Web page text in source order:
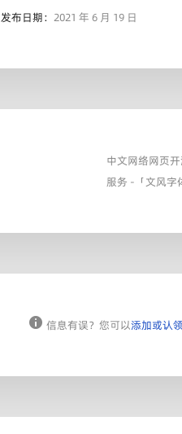
发布日期： 2021 年 6 月 19 日
中文网络网页
服务 -「文风字
信息有误？您可以添加或认